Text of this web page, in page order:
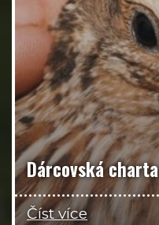
Dárcovská charta
Číst více